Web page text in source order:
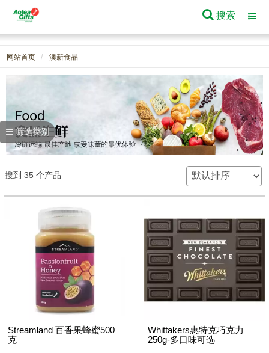
搜索
网站首页 澳新食品
筛选类别
搜到 35 个产品
Streamland 百香果蜂蜜500
克
Whittakers惠特克巧克力
250g-多口味可选